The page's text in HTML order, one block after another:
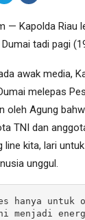
— Kapolda Riau
tadi pagi
awak media,
melepas
oleh Agung
TNI dan
line kita, lari
unggul.
hanya
menjadi